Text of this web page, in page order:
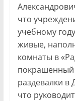
что
учебному
живые,
комнаты в
покрашенный
раздевалки
что